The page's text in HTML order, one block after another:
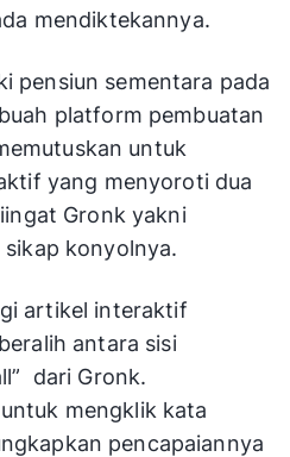
mendiktekannya.
pensiun sementara pada
platform pembuatan
untuk
yang menyoroti dua
Gronk yakni
konyolnya.
artikel interaktif
antara sisi
dari Gronk.
mengklik kata
pencapaiannya